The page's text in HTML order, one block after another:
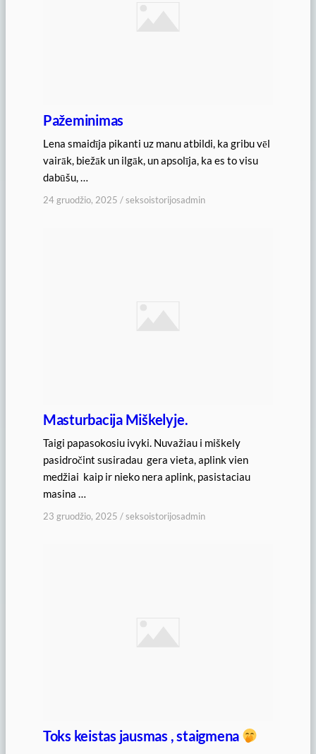
Pažeminimas
Lena smaidīja pikanti uz manu atbildi, ka gribu vēl
vairāk, biežāk un ilgāk, un apsolīja, ka es to visu
dabūšu, …
24 gruodžio, 2025 /seksoistorijosadmin
Masturbacija Miškelyje.
Taigi papasokosiu ivyki. Nuvažiau i miškely
pasidročint susiradau gera vieta, aplink vien
medžiai kaip ir nieko nera aplink, pasistaciau
masina …
23 gruodžio, 2025 /seksoistorijosadmin
Toks keistas jausmas , staigmena